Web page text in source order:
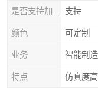
支持
颜色 可定制
业务 智能制
特点 仿真度高